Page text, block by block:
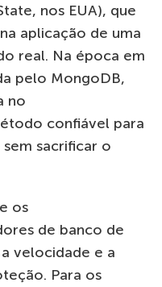
nos EUA), que
aplicação de uma
real. Na época em
pelo MongoDB,
no
confiável para
sacrificar o
os
de banco de
velocidade e a
Para os